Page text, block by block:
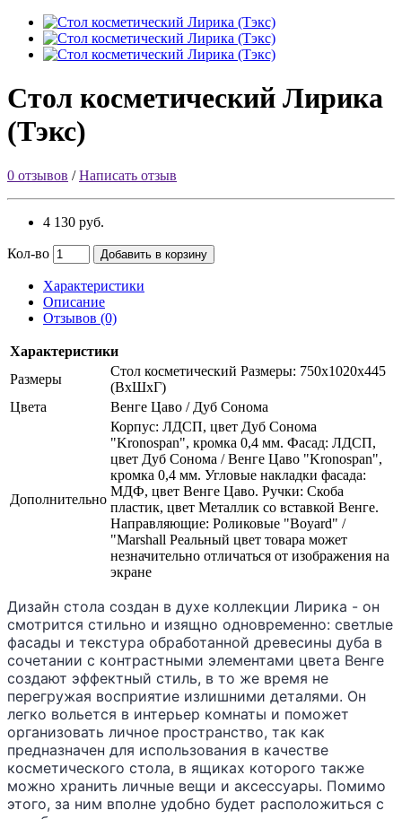
Стол косметический Лирика
(Тэкс)
0 отзывов /Написать отзыв
4 130 руб.
Кол-во Добавить в корзину
Характеристики
Описание
Отзывов (0)
Характеристики
Размеры
Стол косметический Размеры: 750х1020х445
(ВхШхГ)
Цвета
Венге Цаво / Дуб Сонома
Дополнительно
Корпус: ЛДСП, цвет Дуб Сонома
"Kronospan", кромка 0,4 мм. Фасад: ЛДСП,
цвет Дуб Сонома / Венге Цаво "Kronospan",
кромка 0,4 мм. Угловые накладки фасада:
МДФ, цвет Венге Цаво. Ручки: Скоба
пластик, цвет Металлик со вставкой Венге.
Направляющие: Роликовые "Boyard" /
"Marshall Реальный цвет товара может
незначительно отличаться от изображения на
экране
Дизайн стола создан в духе коллекции Лирика - он
смотрится стильно и изящно одновременно: светлые
фасады и текстура обработанной древесины дуба в
сочетании с контрастными элементами цвета Венге
создают эффектный стиль, в то же время не
перегружая восприятие излишними деталями. Он
легко вольется в интерьер комнаты и поможет
организовать личное пространство, так как
предназначен для использования в качестве
косметического стола, в ящиках которого также
можно хранить личные вещи и аксессуары. Помимо
этого, за ним вполне удобно будет расположиться с